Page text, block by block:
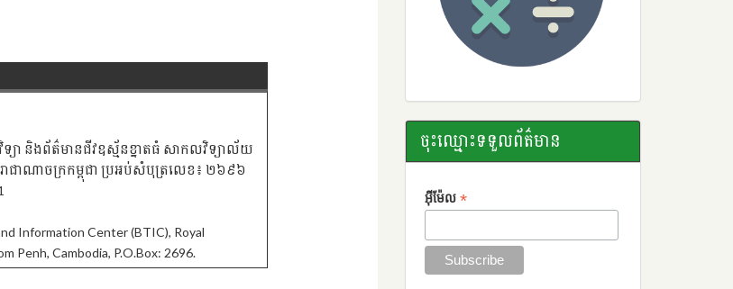
យា និងព័ត៌មានជីវឧស្ម័នខ្នាតធំ សាកលវិទ្យាល័យ
រាជាណាចក្រកម្ពុជា ប្រអប់សំបុត្រលេខ៖ ២៦៩៦
Information Center (BTIC), Royal
Penh, Cambodia, P.O.Box: 2696.
ចុះឈ្មោះទទួលព័ត៌មាន
អ៊ីម៉ែល*